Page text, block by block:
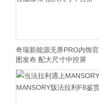
奇瑞新能源无界PRO内饰官
图发布 配大尺寸中控屏